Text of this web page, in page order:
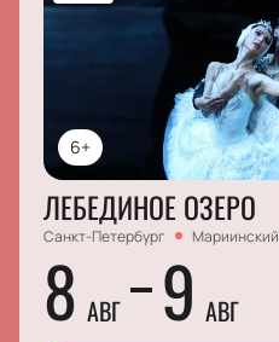
6+
ЛЕБЕДИНОЕ ОЗЕРО
Санкт-Петербург
8 АВГ 9 АВГ